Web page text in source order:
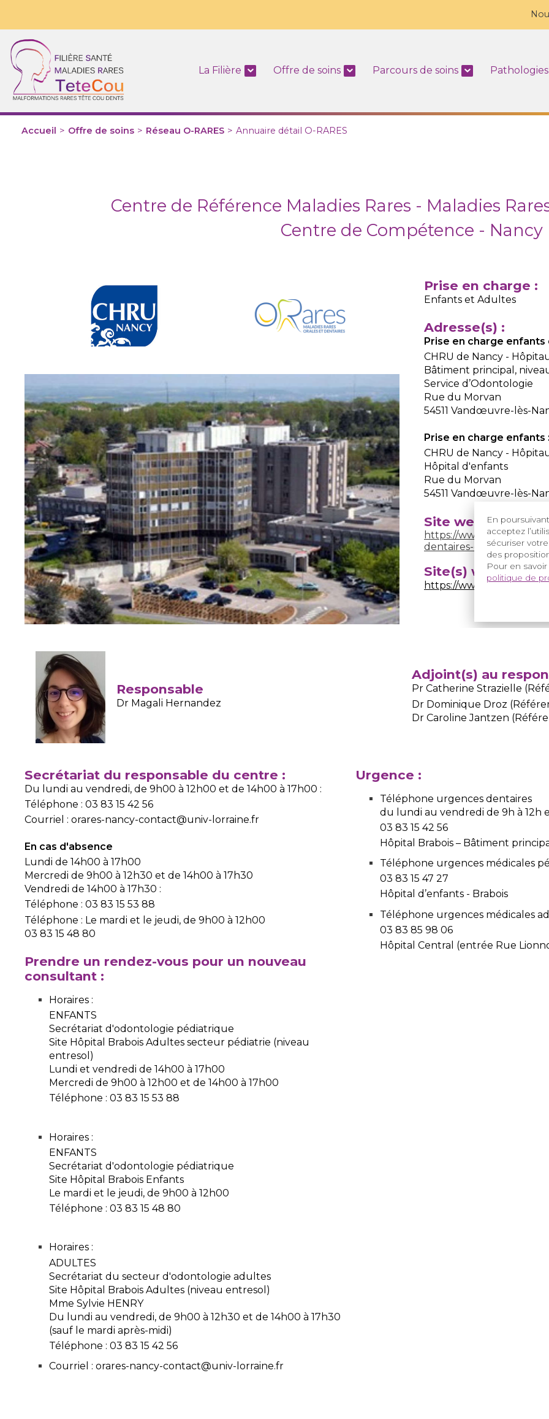
En
acceptez
sécuriser
des
Pour en
politique de
La Filière Offre de soins Parcours de soins Pathologies
Accueil > Offre de soins > Réseau O-RARES > Annuaire détail O-RARES
Centre de Référence Maladies Rares - Maladies
Centre de Compétence - Nancy
Prise en charge :
Enfants et Adultes
Adresse(s) :
Prise en charge enfants
CHRU de Nancy -
Bâtiment principal,
Service d’Odontologie
Rue du Morvan
54511 Vandœuvre-lès-
Prise en charge enfants :
CHRU de Nancy -
Hôpital d'enfants
Rue du Morvan
54511 Vandœuvre-lès-
Site web du
https://www.chru-
dentaires-orares
Site(s) web de
https://www.chru-
Responsable
Dr Magali Hernandez
Adjoint(s) au
Pr Catherine Strazielle
Dr Dominique Droz
Dr Caroline Jantzen
Secrétariat du responsable du centre :
Du lundi au vendredi, de 9h00 à 12h00 et de 14h00 à 17h00 :
Téléphone : 03 83 15 42 56
Courriel : orares-nancy-contact@univ-lorraine.fr
En cas d'absence
Lundi de 14h00 à 17h00
Mercredi de 9h00 à 12h30 et de 14h00 à 17h30
Vendredi de 14h00 à 17h30 :
Téléphone : 03 83 15 53 88
Téléphone : Le mardi et le jeudi, de 9h00 à 12h00
03 83 15 48 80
Prendre un rendez-vous pour un nouveau
consultant :
Horaires :
ENFANTS
Secrétariat d'odontologie pédiatrique
Site Hôpital Brabois Adultes secteur pédiatrie (niveau
entresol)
Lundi et vendredi de 14h00 à 17h00
Mercredi de 9h00 à 12h00 et de 14h00 à 17h00
Téléphone : 03 83 15 53 88
Horaires :
ENFANTS
Secrétariat d'odontologie pédiatrique
Site Hôpital Brabois Enfants
Le mardi et le jeudi, de 9h00 à 12h00
Téléphone : 03 83 15 48 80
Horaires :
ADULTES
Secrétariat du secteur d'odontologie adultes
Site Hôpital Brabois Adultes (niveau entresol)
Mme Sylvie HENRY
Du lundi au vendredi, de 9h00 à 12h30 et de 14h00 à 17h30
(sauf le mardi après-midi)
Téléphone : 03 83 15 42 56
Courriel : orares-nancy-contact@univ-lorraine.fr
Urgence :
Téléphone urgences dentaires
du lundi au vendredi de 9h à 12h
03 83 15 42 56
Hôpital Brabois – Bâtiment
Téléphone urgences médicales
03 83 15 47 27
Hôpital d’enfants - Brabois
Téléphone urgences médicales
03 83 85 98 06
Hôpital Central (entrée Rue